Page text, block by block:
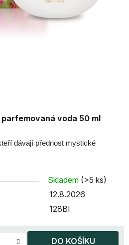
parfemovaná voda 50 ml
dávají přednost mystické
Skladem (>5 ks)
12.8.2026
128BI
DO KOŠÍKU